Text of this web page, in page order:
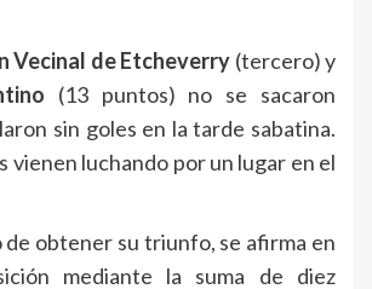
Vecinal de Etcheverry (tercero) y
(13 puntos) no se sacaron
sin goles en la tarde sabatina.
vienen luchando por un lugar en el
obtener su triunfo, se afirma en
mediante la suma de diez